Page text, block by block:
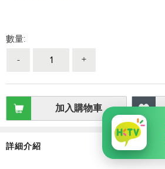
數量:
- +
加入購物車
詳細介紹